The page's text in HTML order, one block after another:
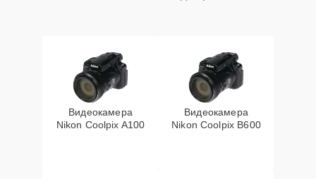
Видеокамера
Nikon Coolpix A100
Видеокамера
Nikon Coolpix B600